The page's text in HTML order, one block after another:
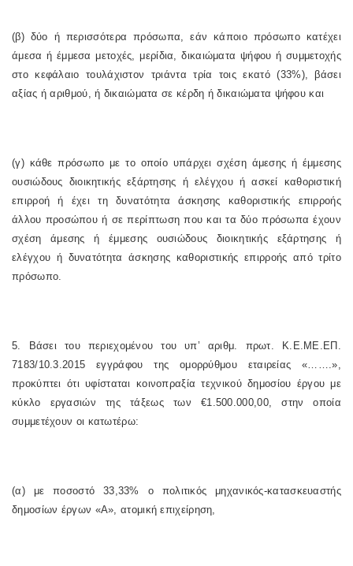
(β) δύο ή περισσότερα πρόσωπα, εάν κάποιο πρόσωπο κατέχει
άμεσα ή έμμεσα μετοχές, μερίδια, δικαιώματα ψήφου ή συμμετοχής
στο κεφάλαιο τουλάχιστον τριάντα τρία τοις εκατό (33%), βάσει
αξίας ή αριθμού, ή δικαιώματα σε κέρδη ή δικαιώματα ψήφου και
(γ) κάθε πρόσωπο με το οποίο υπάρχει σχέση άμεσης ή έμμεσης
ουσιώδους διοικητικής εξάρτησης ή ελέγχου ή ασκεί καθοριστική
επιρροή ή έχει τη δυνατότητα άσκησης καθοριστικής επιρροής
άλλου προσώπου ή σε περίπτωση που και τα δύο πρόσωπα έχουν
σχέση άμεσης ή έμμεσης ουσιώδους διοικητικής εξάρτησης ή
ελέγχου ή δυνατότητα άσκησης καθοριστικής επιρροής από τρίτο
πρόσωπο.
5. Βάσει του περιεχομένου του υπ’ αριθμ. πρωτ. Κ.Ε.ΜΕ.ΕΠ.
7183/10.3.2015 εγγράφου της ομορρύθμου εταιρείας «…….»,
προκύπτει ότι υφίσταται κοινοπραξία τεχνικού δημοσίου έργου με
κύκλο εργασιών της τάξεως των €1.500.000,00, στην οποία
συμμετέχουν οι κατωτέρω:
(α) με ποσοστό 33,33% ο πολιτικός μηχανικός-κατασκευαστής
δημοσίων έργων «Α», ατομική επιχείρηση,